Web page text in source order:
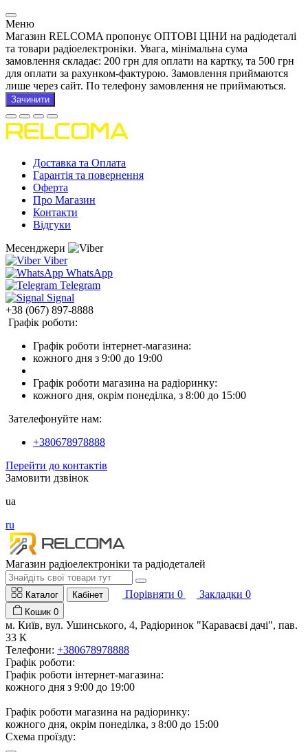
Меню
Магазин RELCOMA пропонує ОПТОВІ ЦІНИ на радіодеталі
та товари радіоелектроніки. Увага, мінімальна сума
замовлення складає: 200 грн для оплати на картку, та 500 грн
для оплати за рахунком-фактурою. Замовлення приймаются
лише через сайт. По телефону замовлення не приймаються.
Зачинити
Доставка та Оплата
Гарантія та повернення
Оферта
Про Магазин
Контакти
Відгуки
Месенджери
Viber
WhatsApp
Telegram
Signal
+38 (067) 897-8888
Графік роботи:
Графік роботи інтернет-магазина:
кожного дня з 9:00 до 19:00
Графік роботи магазина на радіоринку:
кожного дня, окрім понеділка, з 8:00 до 15:00
Зателефонуйте нам:
+380678978888
Перейти до контактів
Замовити дзвінок
ua
ru
Магазин радіоелектроніки та радіодеталей
Каталог Кабінет Порівняти 0 Закладки 0
Кошик 0
м. Київ, вул. Ушинського, 4, Радіоринок "Караваєві дачі", пав.
33 К
Телефони: +380678978888
Графік роботи:
Графік роботи інтернет-магазина:
кожного дня з 9:00 до 19:00
Графік роботи магазина на радіоринку:
кожного дня, окрім понеділка, з 8:00 до 15:00
Схема проїзду: